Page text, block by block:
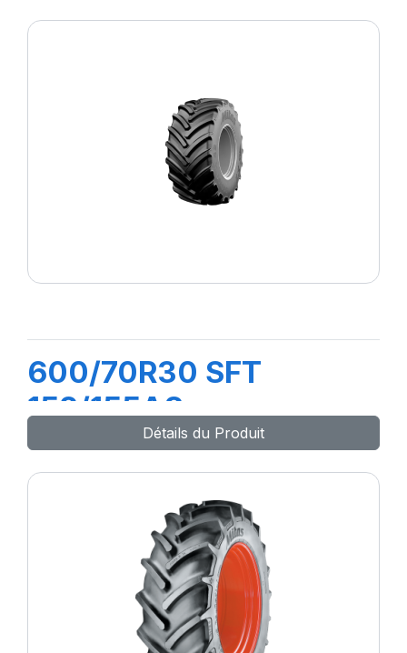
600/70R30 SFT
152/155A8
Détails du Produit